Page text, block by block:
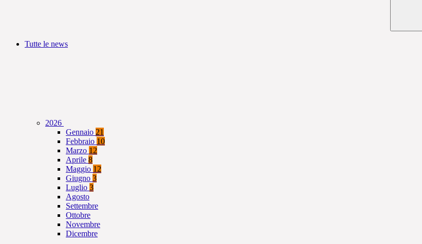
Tutte le news
2026
Gennaio 21
Febbraio 10
Marzo 12
Aprile 8
Maggio 12
Giugno 3
Luglio 3
Agosto
Settembre
Ottobre
Novembre
Dicembre